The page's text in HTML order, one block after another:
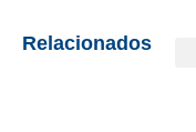
Relacionados